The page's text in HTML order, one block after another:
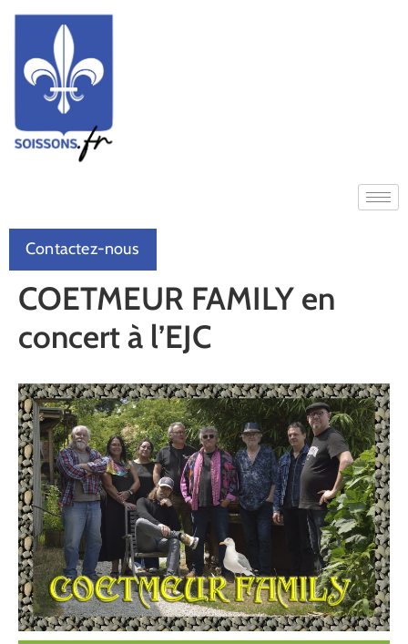
Contactez-nous
COETMEUR FAMILY en
concert à l’EJC